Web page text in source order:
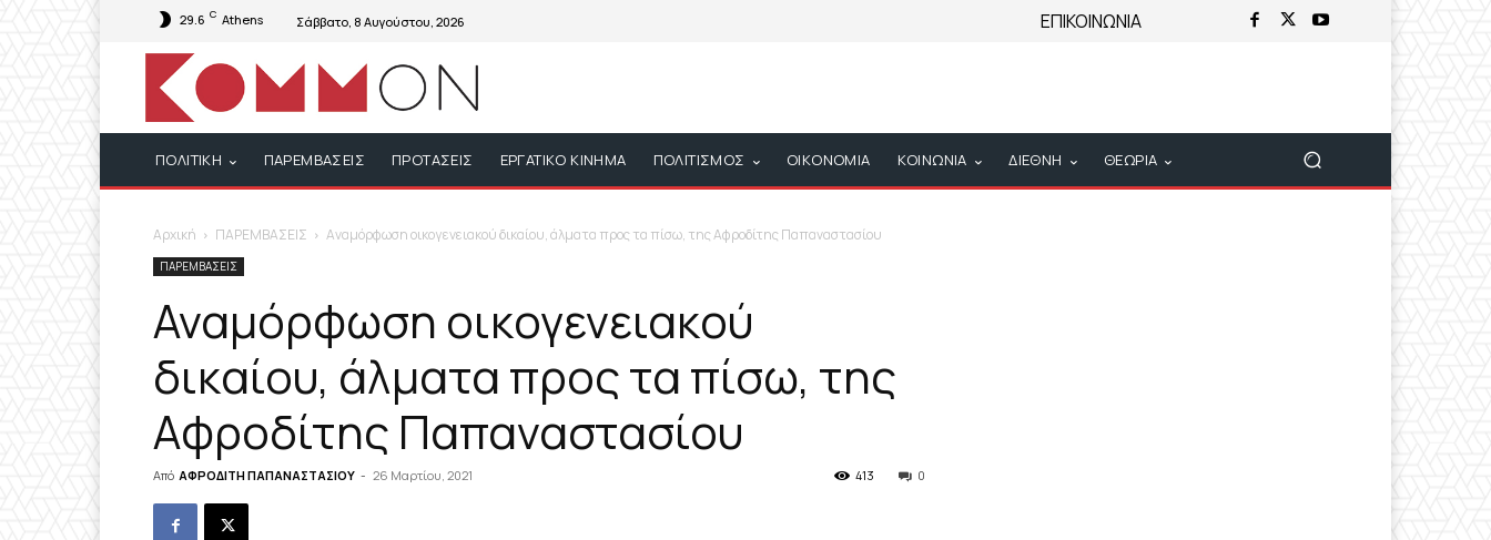
29.6 C Athens Σάββατο, 8 Αυγούστου, 2026 ΕΠΙΚΟΙΝΩΝΙΑ
ΠΟΛΙΤΙΚΗ ΠΑΡΕΜΒΑΣΕΙΣ ΠΡΟΤΑΣΕΙΣ ΕΡΓΑΤΙΚΟ ΚΙΝΗΜΑ ΠΟΛΙΤΙΣΜΟΣ ΟΙΚΟΝΟΜΙΑ ΚΟΙΝΩΝΙΑ ΔΙΕΘΝΗ ΘΕΩΡΙΑ
Αρχική ΠΑΡΕΜΒΑΣΕΙΣ Αναμόρφωση οικογενειακού δικαίου, άλματα προς τα πίσω, της Αφροδίτης Παπαναστασίου
ΠΑΡΕΜΒΑΣΕΙΣ
Αναμόρφωση οικογενειακού
δικαίου, άλματα προς τα πίσω, της
Αφροδίτης Παπαναστασίου
Από ΑΦΡΟΔΙΤΗ ΠΑΠΑΝΑΣΤΑΣΙΟΥ - 26 Μαρτίου, 2021 0
413